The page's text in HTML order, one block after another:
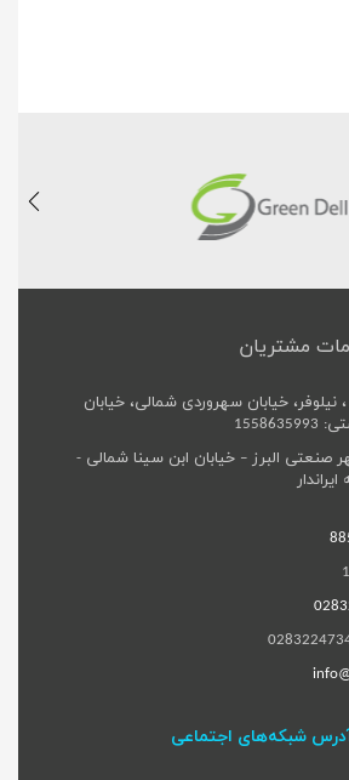
مشتریان
خیابان سهروردی شمالی، خیابان
صنعتی البرز – خیابان ابن سینا شمالی -
شبکه‌های اجتماعی